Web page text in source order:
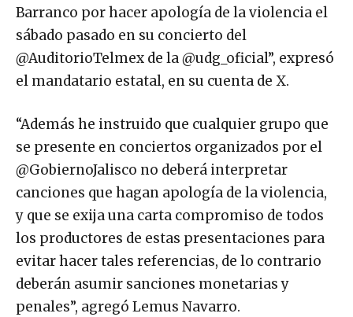
Barranco por hacer apología de la violencia el
sábado pasado en su concierto del
@AuditorioTelmex de la @udg_oficial”, expresó
el mandatario estatal, en su cuenta de X.
“Además he instruido que cualquier grupo que
se presente en conciertos organizados por el
@GobiernoJalisco no deberá interpretar
canciones que hagan apología de la violencia,
y que se exija una carta compromiso de todos
los productores de estas presentaciones para
evitar hacer tales referencias, de lo contrario
deberán asumir sanciones monetarias y
penales”, agregó Lemus Navarro.